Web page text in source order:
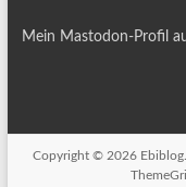
Mein Mastodon-Profil
Copyright © 2026 Ebiblog